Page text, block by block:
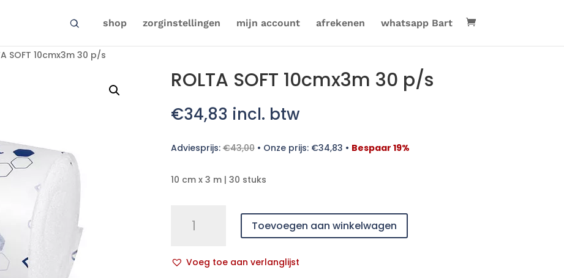
shop zorginstellingen mijn account afrekenen whatsapp Bart
SOFT 10cmx3m 30 p/s
ROLTA SOFT 10cmx3m 30 p/s
€34,83 incl. btw
Adviesprijs:€43,00• Onze prijs: €34,83 • Bespaar 19%
10 cm x 3 m | 30 stuks
p/s
Toevoegen aan winkelwagen
Voeg toe aan verlanglijst